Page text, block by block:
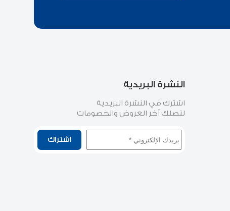
النشرة البريدية
اشترك في النشرة البريدية
لتصلك آخر العروض والخصومات
اشتراك